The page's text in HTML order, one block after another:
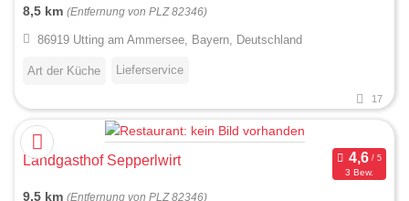
8,5 km (Entfernung von PLZ 82346)
86919 Utting am Ammersee, Bayern, Deutschland
Art der Küche Lieferservice
17
Landgasthof Sepperlwirt
3 Bew.
9,5 km (Entfernung von PLZ 82346)